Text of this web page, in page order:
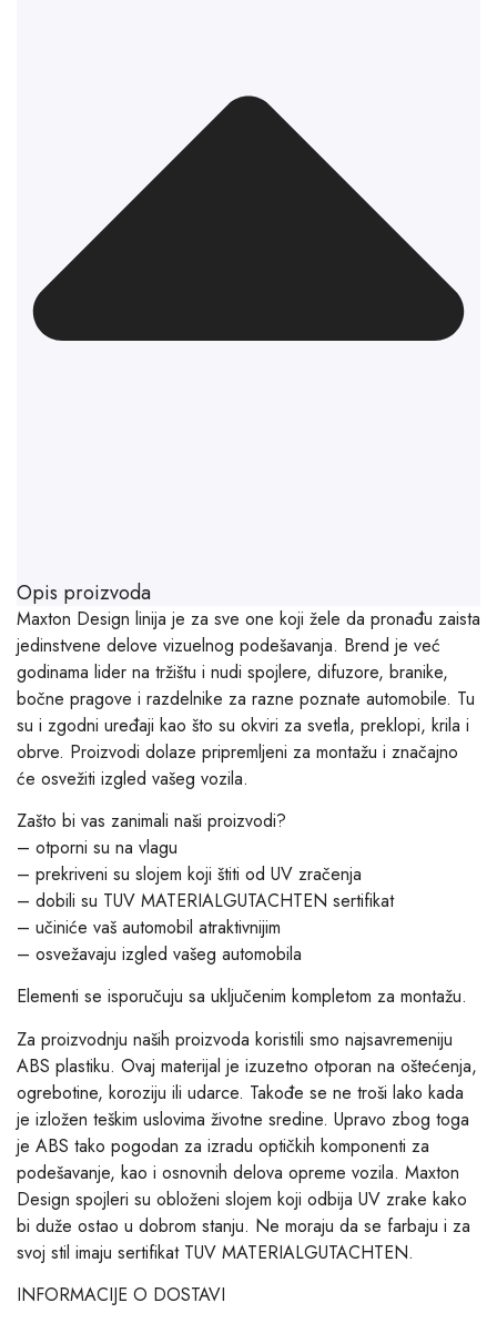
Opis proizvoda
Maxton Design linija je za sve one koji žele da pronađu zaista
jedinstvene delove vizuelnog podešavanja. Brend je već
godinama lider na tržištu i nudi spojlere, difuzore, branike,
bočne pragove i razdelnike za razne poznate automobile. Tu
su i zgodni uređaji kao što su okviri za svetla, preklopi, krila i
obrve. Proizvodi dolaze pripremljeni za montažu i značajno
će osvežiti izgled vašeg vozila.
Zašto bi vas zanimali naši proizvodi?
– otporni su na vlagu
– prekriveni su slojem koji štiti od UV zračenja
– dobili su TUV MATERIALGUTACHTEN sertifikat
– učiniće vaš automobil atraktivnijim
– osvežavaju izgled vašeg automobila
Elementi se isporučuju sa uključenim kompletom za montažu.
Za proizvodnju naših proizvoda koristili smo najsavremeniju
ABS plastiku. Ovaj materijal je izuzetno otporan na oštećenja,
ogrebotine, koroziju ili udarce. Takođe se ne troši lako kada
je izložen teškim uslovima životne sredine. Upravo zbog toga
je ABS tako pogodan za izradu optičkih komponenti za
podešavanje, kao i osnovnih delova opreme vozila. Maxton
Design spojleri su obloženi slojem koji odbija UV zrake kako
bi duže ostao u dobrom stanju. Ne moraju da se farbaju i za
svoj stil imaju sertifikat TUV MATERIALGUTACHTEN.
INFORMACIJE O DOSTAVI